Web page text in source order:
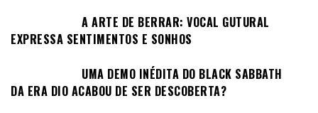
A ARTE DE BERRAR: VOCAL GUTURAL
EXPRESSA SENTIMENTOS E SONHOS
UMA DEMO INÉDITA DO BLACK SABBATH
DA ERA DIO ACABOU DE SER DESCOBERTA?